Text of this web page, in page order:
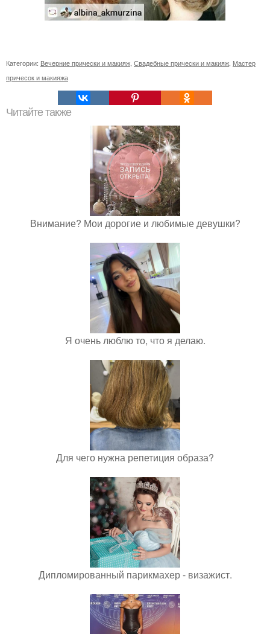
Категории: Вечерние прически и макияж Свадебные прически и макияж Мастер
причесок и макияжа
Читайте также
Внимание? Мои дорогие и любимые девушки?
Я очень люблю то, что я делаю.
Для чего нужна репетиция образа?
Дипломированный парикмахер - визажист.